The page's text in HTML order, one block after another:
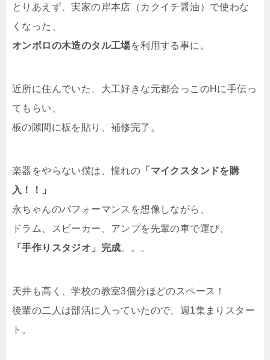
とりあえず、実家の岸本店（カクイチ醤油）で使わな
くなった、
オンボロの木造のタル工場を利用する事に。
近所に住んでいた、大工好きな元都会っこのHに手伝っ
てもらい、
板の隙間に板を貼り、補修完了。
楽器をやらない僕は、憧れの 「マイクスタンドを購
入！！」
永ちゃんのパフォーマンスを想像しながら、
ドラム、スピーカー、アンプを先輩の車で運び、
「手作りスタジオ」完成。。。
天井も高く、学校の教室3個分ほどのスペース！
後輩の二人は部活に入っていたので、週1集まりスター
ト。